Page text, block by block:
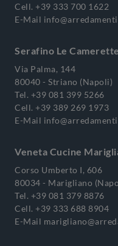
Cell. +39 333 700 1622
E-Mail
Serafino Le Camerette
Via Palma, 144
80040 - Striano (Napoli)
Tel. +39 081 399 5266
Cell. +39 389 269 1973
E-Mail
Veneta Cucine
Corso Umberto I, 606
80034 - Marigliano
Tel. +39 081 379 8876
Cell. +39 333 688 8904
E-Mail